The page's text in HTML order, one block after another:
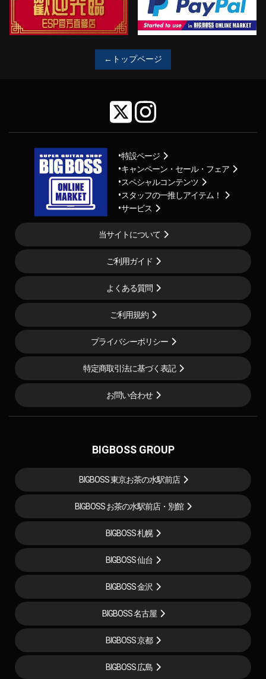
←トップページ
特設ページ
キャンペーン・セール・フェア
スペシャルコンテンツ
スタッフの一推しアイテム！
サービス
当サイトについて
ご利用ガイド
よくある質問
ご利用規約
プライバシーポリシー
特定商取引法に基づく表記
お問い合わせ
BIGBOSS GROUP
BIGBOSS 東京お茶の水駅前店
BIGBOSS お茶の水駅前店・別館
BIGBOSS 札幌
BIGBOSS 仙台
BIGBOSS 金沢
BIGBOSS 名古屋
BIGBOSS 京都
BIGBOSS 広島